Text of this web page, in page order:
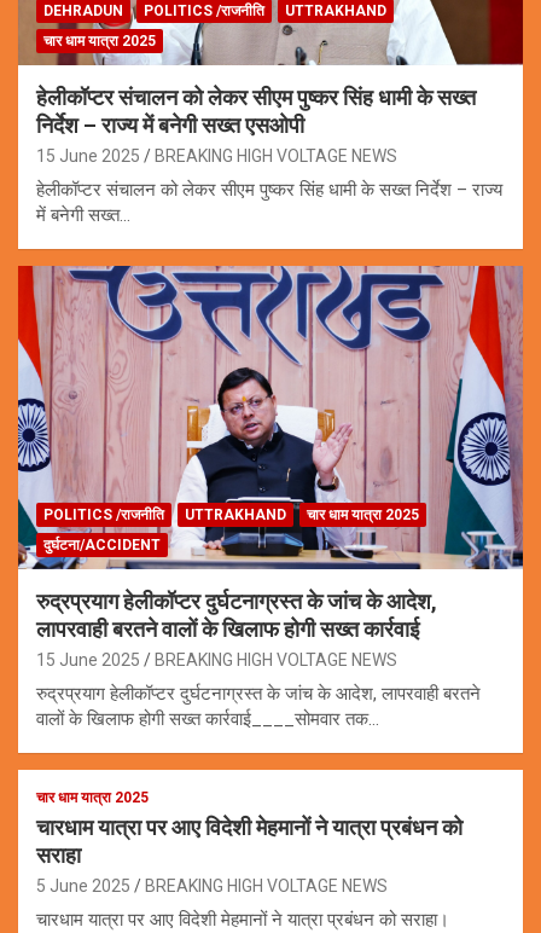
DEHRADUN POLITICS /राजनीति
UTTRAKHAND
चार धाम यात्रा 2025
हेलीकॉप्टर संचालन को लेकर सीएम पुष्कर सिंह धामी के सख्त
निर्देश – राज्य में बनेगी सख्त एसओपी
15 June 2025 BREAKING HIGH VOLTAGE NEWS
हेलीकॉप्टर संचालन को लेकर सीएम पुष्कर सिंह धामी के सख्त निर्देश – राज्य
में बनेगी सख्त…
POLITICS /राजनीति UTTRAKHAND
चार धाम यात्रा 2025
दुर्घटना/ACCIDENT
रुद्रप्रयाग हेलीकॉप्टर दुर्घटनाग्रस्त के जांच के आदेश,
लापरवाही बरतने वालों के खिलाफ होगी सख्त कार्रवाई
15 June 2025 BREAKING HIGH VOLTAGE NEWS
रुद्रप्रयाग हेलीकॉप्टर दुर्घटनाग्रस्त के जांच के आदेश, लापरवाही बरतने
वालों के खिलाफ होगी सख्त कार्रवाई____सोमवार तक…
चार धाम यात्रा 2025
चारधाम यात्रा पर आए विदेशी मेहमानों ने यात्रा प्रबंधन को
सराहा
5 June 2025 BREAKING HIGH VOLTAGE NEWS
चारधाम यात्रा पर आए विदेशी मेहमानों ने यात्रा प्रबंधन को सराहा।